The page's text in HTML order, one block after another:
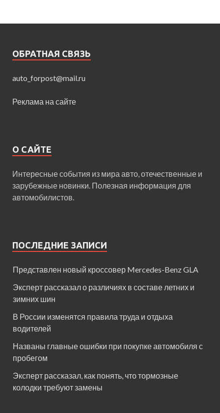
ОБРАТНАЯ СВЯЗЬ
auto_forpost@mail.ru
Реклама на сайте
О САЙТЕ
Интересные события из мира авто, отечественные и
зарубежные новинки. Полезная информация для
автомобилистов.
ПОСЛЕДНИЕ ЗАПИСИ
Представлен новый кроссовер Mercedes-Benz GLA
Эксперт рассказал о различиях в составе летних и
зимних шин
В России изменятся правила труда и отдыха
водителей
Названы главные ошибки при покупке автомобиля с
пробегом
Эксперт рассказал, как понять, что тормозные
колодки требуют замены